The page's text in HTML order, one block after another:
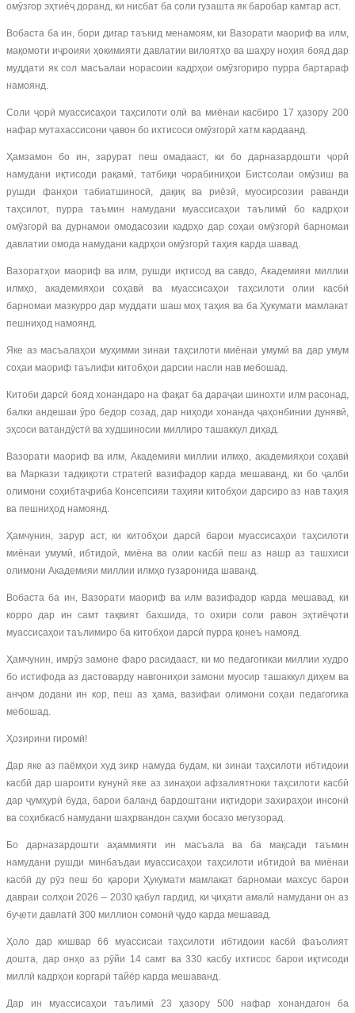
омӯзгор эҳтиёҷ доранд, ки нисбат ба соли гузашта як баробар камтар аст.
Вобаста ба ин, бори дигар таъкид менамоям, ки Вазорати маориф ва илм,
мақомоти иҷроияи ҳокимияти давлатии вилоятҳо ва шаҳру ноҳия бояд дар
муддати як сол масъалаи норасоии кадрҳои омӯзгориро пурра бартараф
намоянд.
Соли ҷорӣ муассисаҳои таҳсилоти олӣ ва миёнаи касбиро 17 ҳазору 200
нафар мутахассисони ҷавон бо ихтисоси омӯзгорӣ хатм кардаанд.
Ҳамзамон бо ин, зарурат пеш омадааст, ки бо дарназардошти ҷорӣ
намудани иқтисоди рақамӣ, татбиқи чорабиниҳои Бистсолаи омӯзиш ва
рушди фанҳои табиатшиносӣ, дақиқ ва риёзӣ, муосирсозии раванди
таҳсилот, пурра таъмин намудани муассисаҳои таълимӣ бо кадрҳои
омӯзгорӣ ва дурнамои омодасозии кадрҳо дар соҳаи омӯзгорӣ барномаи
давлатии омода намудани кадрҳои омӯзгорӣ таҳия карда шавад.
Вазоратҳои маориф ва илм, рушди иқтисод ва савдо, Академияи миллии
илмҳо, академияҳои соҳавӣ ва муассисаҳои таҳсилоти олии касбӣ
барномаи мазкурро дар муддати шаш моҳ таҳия ва ба Ҳукумати мамлакат
пешниҳод намоянд.
Яке аз масъалаҳои муҳимми зинаи таҳсилоти миёнаи умумӣ ва дар умум
соҳаи маориф таълифи китобҳои дарсии насли нав мебошад.
Китоби дарсӣ бояд хонандаро на фақат ба дараҷаи шинохти илм расонад,
балки андешаи ӯро бедор созад, дар ниҳоди хонанда ҷаҳонбинии дунявӣ,
эҳсоси ватандӯстӣ ва худшиносии миллиро ташаккул диҳад.
Вазорати маориф ва илм, Академияи миллии илмҳо, академияҳои соҳавӣ
ва Маркази тадқиқоти стратегӣ вазифадор карда мешаванд, ки бо ҷалби
олимони соҳибтаҷриба Консепсияи таҳияи китобҳои дарсиро аз нав таҳия
ва пешниҳод намоянд.
Ҳамчунин, зарур аст, ки китобҳои дарсӣ барои муассисаҳои таҳсилоти
миёнаи умумӣ, ибтидоӣ, миёна ва олии касбӣ пеш аз нашр аз ташхиси
олимони Академияи миллии илмҳо гузаронида шаванд.
Вобаста ба ин, Вазорати маориф ва илм вазифадор карда мешавад, ки
корро дар ин самт тақвият бахшида, то охири соли равон эҳтиёҷоти
муассисаҳои таълимиро ба китобҳои дарсӣ пурра қонеъ намояд.
Ҳамчунин, имрӯз замоне фаро расидааст, ки мо педагогикаи миллии худро
бо истифода аз дастоварду навгониҳои замони муосир ташаккул диҳем ва
анҷом додани ин кор, пеш аз ҳама, вазифаи олимони соҳаи педагогика
мебошад.
Ҳозирини гиромӣ!
Дар яке аз паёмҳои худ зикр намуда будам, ки зинаи таҳсилоти ибтидоии
касбӣ дар шароити кунунӣ яке аз зинаҳои афзалиятноки таҳсилоти касбӣ
дар ҷумҳурӣ буда, барои баланд бардоштани иқтидори захираҳои инсонӣ
ва соҳибкасб намудани шаҳрвандон саҳми босазо мегузорад.
Бо дарназардошти аҳаммияти ин масъала ва ба мақсади таъмин
намудани рушди минбаъдаи муассисаҳои таҳсилоти ибтидоӣ ва миёнаи
касбӣ ду рӯз пеш бо қарори Ҳукумати мамлакат барномаи махсус барои
давраи солҳои 2026 – 2030 қабул гардид, ки ҷиҳати амалӣ намудани он аз
буҷети давлатӣ 300 миллион сомонӣ ҷудо карда мешавад.
Ҳоло дар кишвар 66 муассисаи таҳсилоти ибтидоии касбӣ фаъолият
дошта, дар онҳо аз рӯйи 14 самт ва 330 касбу ихтисос барои иқтисоди
миллӣ кадрҳои коргарӣ тайёр карда мешаванд.
Дар ин муассисаҳои таълимӣ 23 ҳазору 500 нафар хонандагон ба